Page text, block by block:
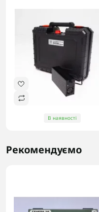
В наявності
Рекомендуємо